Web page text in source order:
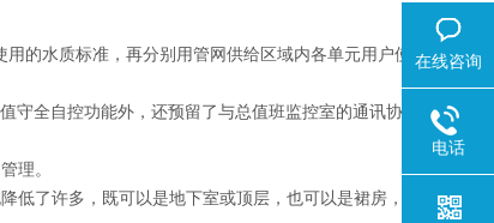
的水质标准，再分别用管网供给区域内各单元用户使
守全自控功能外，还预留了与总值班监控室的通讯协
理。
低了许多，既可以是地下室或顶层，也可以是裙房，
在线咨询
电话